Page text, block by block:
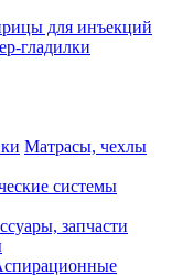
для инъекций
гладилки
Матрасы, чехлы
системы
запчасти